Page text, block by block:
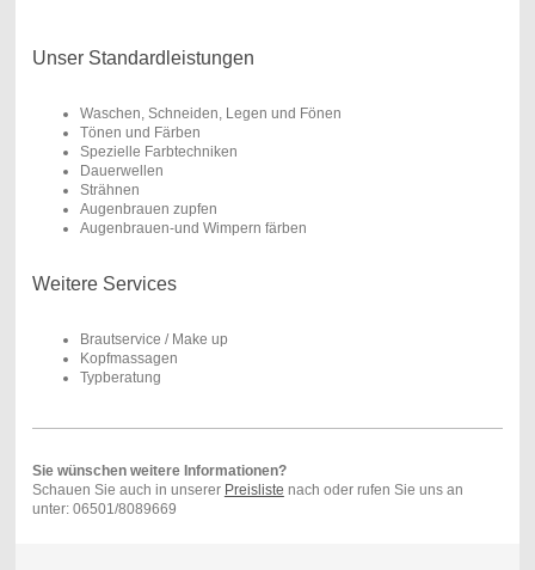
Unser Standardleistungen
Waschen, Schneiden, Legen und Fönen
Tönen und Färben
Spezielle Farbtechniken
Dauerwellen
Strähnen
Augenbrauen zupfen
Augenbrauen-und Wimpern färben
Weitere Services
Brautservice / Make up
Kopfmassagen
Typberatung
Sie wünschen weitere Informationen?
Schauen Sie auch in unserer Preisliste nach oder rufen Sie uns an
unter: 06501/8089669